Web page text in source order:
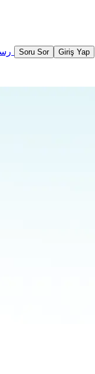
Soru Sor Giriş Yap